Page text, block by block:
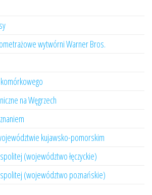
wytwórni Warner Bros.
na Węgrzech
kujawsko-pomorskim
(województwo łęczyckie)
(województwo poznańskie)